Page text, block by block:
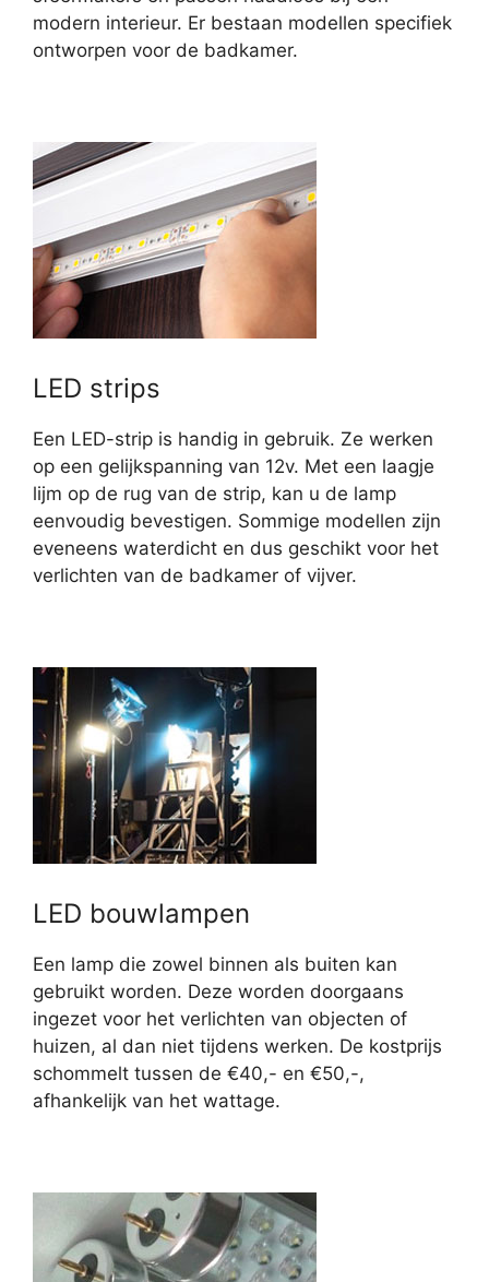
modern interieur. Er bestaan modellen specifiek
ontworpen voor de badkamer.
LED strips
Een LED-strip is handig in gebruik. Ze werken
op een gelijkspanning van 12v. Met een laagje
lijm op de rug van de strip, kan u de lamp
eenvoudig bevestigen. Sommige modellen zijn
eveneens waterdicht en dus geschikt voor het
verlichten van de badkamer of vijver.
LED bouwlampen
Een lamp die zowel binnen als buiten kan
gebruikt worden. Deze worden doorgaans
ingezet voor het verlichten van objecten of
huizen, al dan niet tijdens werken. De kostprijs
schommelt tussen de €40,- en €50,-,
afhankelijk van het wattage.